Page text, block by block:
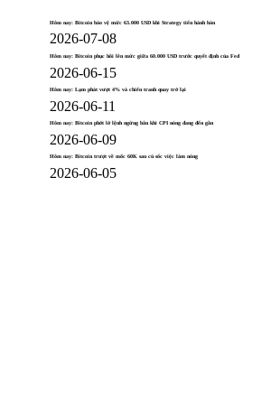
Hôm nay: Bitcoin bảo vệ mức 63.000 USD khi Strategy tiến hành bán
2026-07-08
Hôm nay: Bitcoin phục hồi lên mức giữa 60.000 USD trước quyết định của Fed
2026-06-15
Hôm nay: Lạm phát vượt 4% và chiến tranh quay trở lại
2026-06-11
Hôm nay: Bitcoin phớt lờ lệnh ngừng bắn khi CPI nóng đang đến gần
2026-06-09
Hôm nay: Bitcoin trượt về mốc 60K sau cú sốc việc làm nóng
2026-06-05